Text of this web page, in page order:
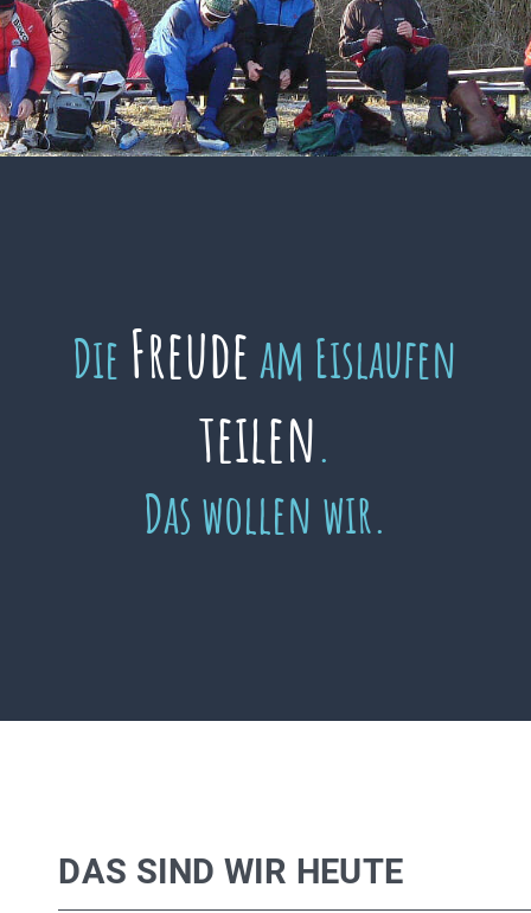
Die Freudeam Eislaufen
teilen.
Das wollen wir.
DAS SIND WIR HEUTE